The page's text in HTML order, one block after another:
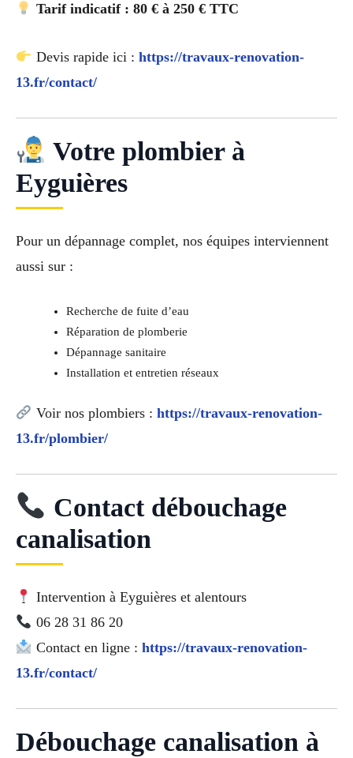
Tarif indicatif : 80 € à 250 € TTC
Devis rapide ici : https://travaux-renovation-
13.fr/contact/
Votre plombier à
Eyguières
Pour un dépannage complet, nos équipes interviennent
aussi sur :
Recherche de fuite d’eau
Réparation de plomberie
Dépannage sanitaire
Installation et entretien réseaux
Voir nos plombiers : https://travaux-renovation-
13.fr/plombier/
Contact débouchage
canalisation
Intervention à Eyguières et alentours
06 28 31 86 20
Contact en ligne : https://travaux-renovation-
13.fr/contact/
Débouchage canalisation à